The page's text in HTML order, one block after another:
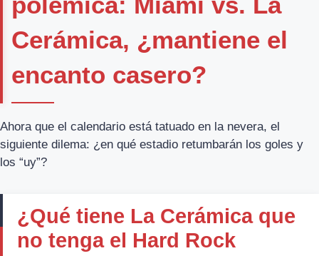
Cerámica, ¿mantiene el
encanto casero?
Ahora que el calendario está tatuado en la nevera, el
siguiente dilema: ¿en qué estadio retumbarán los goles y
los “uy”?
¿Qué tiene La Cerámica que
no tenga el Hard Rock